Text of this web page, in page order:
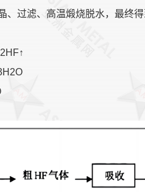
、过滤、高温煅烧脱水，最终